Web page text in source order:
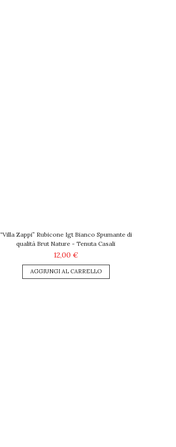
“Villa Zappi” Rubicone Igt Bianco Spumante di
qualità Brut Nature - Tenuta Casali
12,00 €
AGGIUNGI AL CARRELLO